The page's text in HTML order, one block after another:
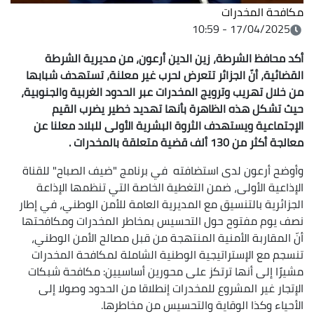
مكافحة المخدرات
17/04/2025 - 10:59
أكد محافظ الشرطة، زين الدين أرعون، من مديرية الشرطة
القضائية، أنّ الجزائر تتعرض لحرب غير معلنة، تستهدف شبابها
من خلال تهريب وترويج المخدرات عبر الحدود الغربية والجنوبية،
حيث تشكل هذه الظاهرة بأنها تهديد خطير يضرب القيم
الإجتماعية ويستهدف الثروة البشرية الأولى للبلاد معلنا عن
معالجةأكثر من 130 ألف قضية متعلقة بالمخدرات
.
وأوضح أرعون لدى استضافته في برنامج "ضيف الصباح" للقناة
الإذاعية الأولى، ضمن التغطية الخاصة التي تنظمها الإذاعة
الجزائرية بالتنسيق مع المديرية العامة للأمن الوطني، في إطار
نصف يوم مفتوح حول التحسيس بمخاطر المخدرات ومكافحتها
أنّ المقاربة الأمنية المنتهجة من قبل مصالح الأمن الوطني،
تنسجم مع الإستراتيجية الوطنية الشاملة لمكافحة المخدرات
مشيرًا إلى أنها ترتكز على محورين أساسيين: مكافحة شبكات
الإتجار غير المشروع للمخدرات إنطلاقا من الحدود وصولا إلى
الأحياء وكذا الوقاية والتحسيس من مخاطرها.